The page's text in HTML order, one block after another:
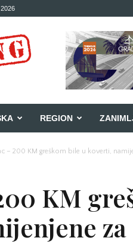
REGION
– 200 KM greškom bile u koverti,
KM
za